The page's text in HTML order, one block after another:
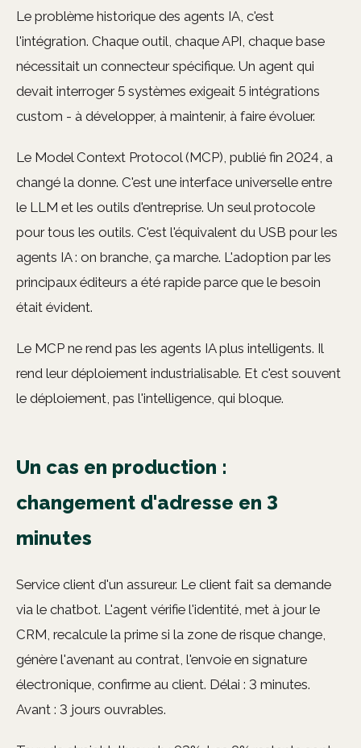
Le problème historique des agents IA, c'est
l'intégration. Chaque outil, chaque API, chaque base
nécessitait un connecteur spécifique. Un agent qui
devait interroger 5 systèmes exigeait 5 intégrations
custom - à développer, à maintenir, à faire évoluer.
Le Model Context Protocol (MCP), publié fin 2024, a
changé la donne. C'est une interface universelle entre
le LLM et les outils d'entreprise. Un seul protocole
pour tous les outils. C'est l'équivalent du USB pour les
agents IA : on branche, ça marche. L'adoption par les
principaux éditeurs a été rapide parce que le besoin
était évident.
Le MCP ne rend pas les agents IA plus intelligents. Il
rend leur déploiement industrialisable. Et c'est souvent
le déploiement, pas l'intelligence, qui bloque.
Un cas en production :
changement d'adresse en 3
minutes
Service client d'un assureur. Le client fait sa demande
via le chatbot. L'agent vérifie l'identité, met à jour le
CRM, recalcule la prime si la zone de risque change,
génère l'avenant au contrat, l'envoie en signature
électronique, confirme au client. Délai : 3 minutes.
Avant : 3 jours ouvrables.